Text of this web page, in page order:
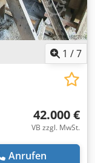
1 /7
42.000 €
VB zzgl. MwSt.
Anrufen